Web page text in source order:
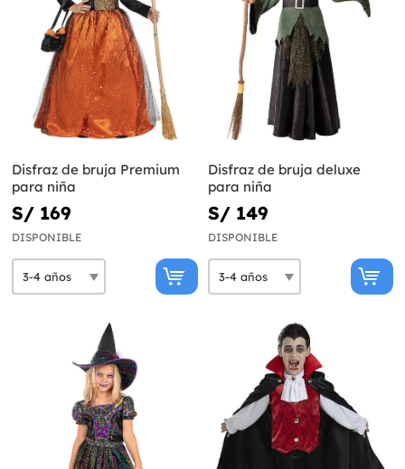
Disfraz de bruja Premium
para niña
S/ 169
DISPONIBLE
Disfraz de bruja deluxe
para niña
S/ 149
DISPONIBLE